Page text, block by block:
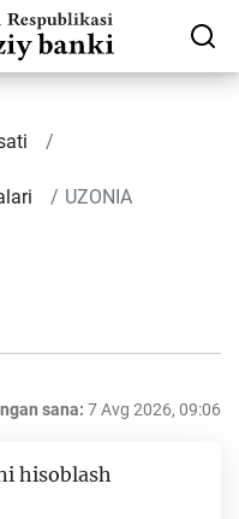
UZONIA
sana: 7 Avg 2026, 09:06
hisoblash